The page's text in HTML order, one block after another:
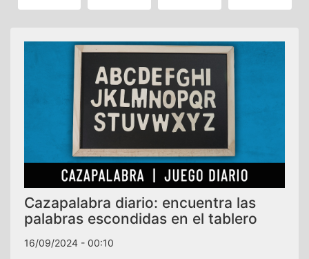
Cazapalabra diario: encuentra las
palabras escondidas en el tablero
16/09/2024 - 00:10